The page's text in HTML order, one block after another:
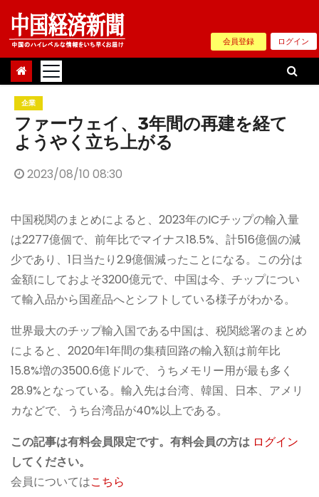
Skip
content
会員登録 ログイン
企業
ファーウェイ、3年間の再建を経て
ようやく立ち上がる
2023/08/10 08:30
中国税関のまとめによると、2023年のICチップの輸入量
は2277億個で、前年比でマイナス18.5%、計516億個の減
少であり、1日当たり2.9億個減ったことになる。この分は
金額にしておよそ3200億元で、中国は今、チップについ
て輸入品から国産品へとシフトしている様子がわかる。
世界最大のチップ輸入国である中国は、税関総署のまとめ
によると、2020年1年間の集積回路の輸入額は前年比
15.8%増の3500.6億ドルで、うちメモリー用が最も多く
28.9%となっている。輸入先は台湾、韓国、日本、アメリ
カなどで、うち台湾品が40%以上である。
この記事は有料会員限定です。有料会員の方は ログイン
してください。
会員についてはこちら